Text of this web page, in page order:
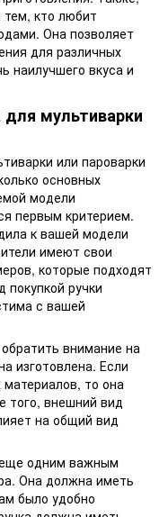
кто любит
Она позволяет
для различных
наилучшего вкуса и
мультиварки
или пароварки
основных
модели
первым критерием.
к вашей модели
имеют свои
которые подходят
покупкой ручки
с вашей
внимание на
изготовлена. Если
материалов, то она
того, внешний вид
на общий вид
еще одним важным
Она должна иметь
было удобно